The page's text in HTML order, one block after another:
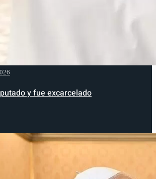
y fue excarcelado